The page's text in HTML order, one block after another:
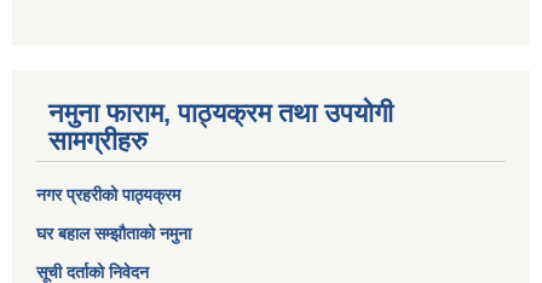
नमुना फाराम, पाठ्यक्रम तथा उपयोगी
सामग्रीहरु
नगर प्रहरीको पाठ्यक्रम
घर बहाल सम्झौताको नमुना
सूची दर्ताको निवेदन